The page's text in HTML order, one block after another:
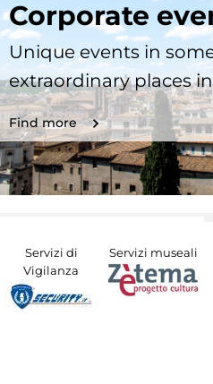
Corporate
Unique events in
extraordinary places
Find more
Servizi di
Vigilanza
Servizi museali